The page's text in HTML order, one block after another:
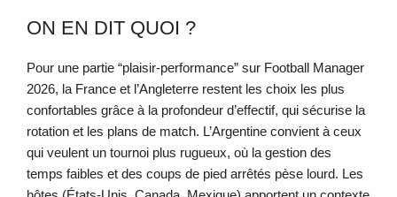
ON EN DIT QUOI ?
Pour une partie “plaisir-performance” sur Football Manager
2026, la France et l’Angleterre restent les choix les plus
confortables grâce à la profondeur d’effectif, qui sécurise la
rotation et les plans de match. L’Argentine convient à ceux
qui veulent un tournoi plus rugueux, où la gestion des
temps faibles et des coups de pied arrêtés pèse lourd. Les